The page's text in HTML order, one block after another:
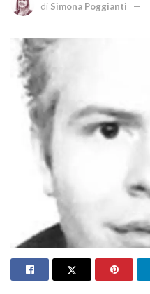
di Simona Poggianti